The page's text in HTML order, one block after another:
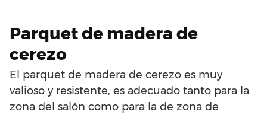
Parquet de madera de
cerezo
El parquet de madera de cerezo es muy
valioso y resistente, es adecuado tanto para la
zona del salón como para la de zona de